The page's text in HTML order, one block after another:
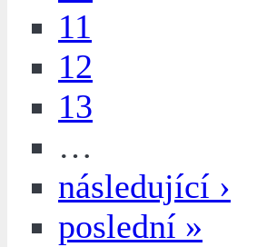
11
12
13
…
následující ›
poslední »